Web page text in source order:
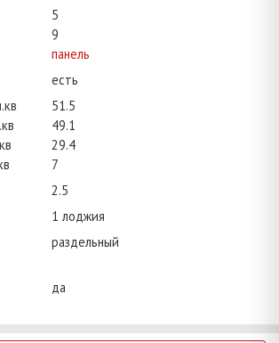
5
9
панель
есть
51.5
49.1
29.4
7
2.5
1 лоджия
раздельный
да